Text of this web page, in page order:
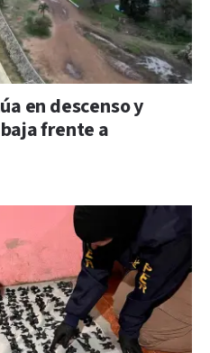
en descenso y
frente a